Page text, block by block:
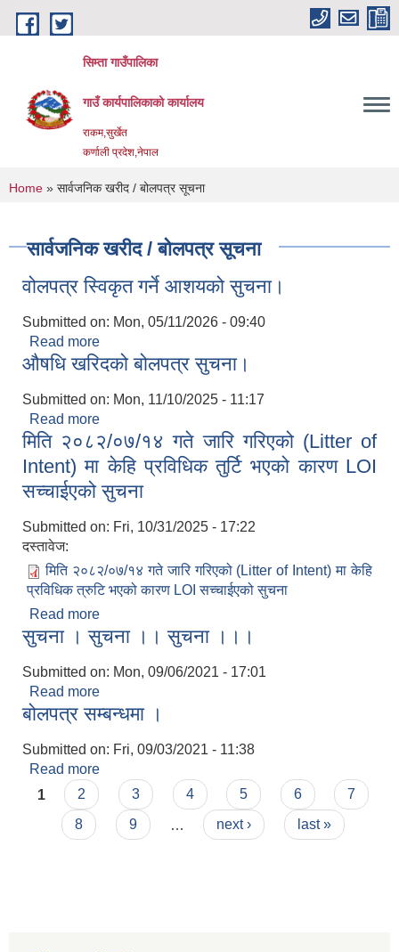
Skip to main content
सिम्ता गाउँपालिका
गाउँ कार्यपालिकाको कार्यालय
राकम,सुर्खेत
कर्णाली प्रदेश,नेपाल
You are here
Home » सार्वजनिक खरीद / बोलपत्र सूचना
सार्वजनिक खरीद / बोलपत्र सूचना
वोलपत्र स्विकृत गर्ने आशयको सुचना।
Submitted on: Mon, 05/11/2026 - 09:40
Read more
औषधि खरिदको बोलपत्र सुचना।
Submitted on: Mon, 11/10/2025 - 11:17
Read more
मिति २०८२/०७/१४ गते जारि गरिएको (Litter of
Intent) मा केहि प्रविधिक तुर्टि भएको कारण LOI
सच्चाईएको सुचना
Submitted on: Fri, 10/31/2025 - 17:22
दस्तावेज:
मिति २०८२/०७/१४ गते जारि गरिएको (Litter of Intent) मा केहि
प्रविधिक त्रुटि भएको कारण LOI सच्चाईएको सुचना
Read more
Intent) मा केहि प्रविधिक तुर्टि भएको कारण LOI
सुचना । सुचना ।। सुचना ।।।
Submitted on: Mon, 09/06/2021 - 17:01
Read more
बोलपत्र सम्बन्धमा ।
Submitted on: Fri, 09/03/2021 - 11:38
Read more
Pages
1 2 3 4 5 6
7
8
9 next › last »